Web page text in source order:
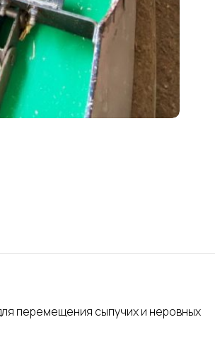
перемещения сыпучих и неровных